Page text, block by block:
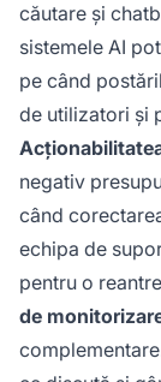
căutare și
sistemele AI
pe când
de utilizatori și
negativ
când
echipa de
pentru o
de